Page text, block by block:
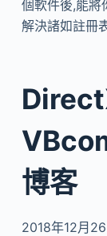
個軟件後,能將
解決諸如註冊
博客
2018年12月